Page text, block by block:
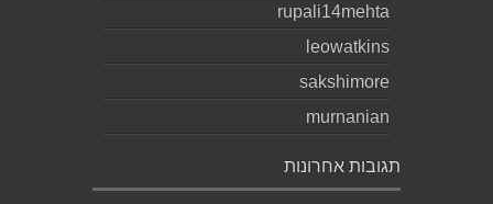
rupali14mehta
leowatkins
sakshimore
murnanian
תגובות אחרונות